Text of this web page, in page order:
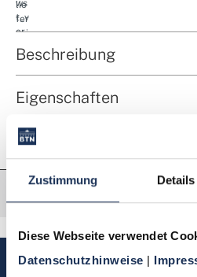
Zustimmung Details
Diese Webseite verwendet
Datenschutzhinweise |
Beschreibung
Eigenschaften
Sie haben Fragen,